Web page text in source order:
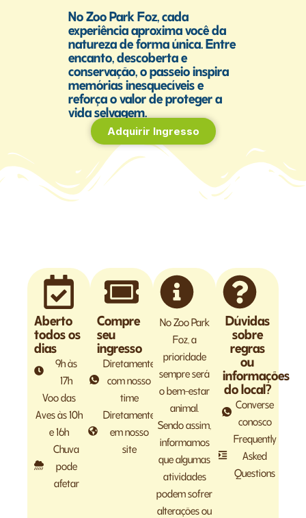
No Zoo Park Foz, cada
experiência aproxima você da
natureza de forma única. Entre
encanto, descoberta e
conservação, o passeio inspira
memórias inesquecíveis e
reforça o valor de proteger a
vida selvagem.
Adquirir Ingresso
Aberto
todos os
dias
9h às
17h
Voo das
Aves às 10h
e 16h
Chuva
pode
afetar
Compre
seu
ingresso
Diretamente
com nosso
time
Diretamente
em nosso
site
No Zoo Park
Foz, a
prioridade
sempre será
o bem-estar
animal.
Sendo assim,
informamos
que algumas
atividades
podem sofrer
alterações ou
Dúvidas
sobre
regras
ou
informações
do local?
Converse
conosco
Frequently
Asked
Questions